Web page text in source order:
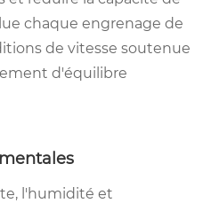
chaque engrenage de
de vitesse soutenue
d'équilibre
l'humidité et